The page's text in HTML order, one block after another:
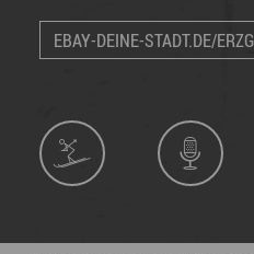
EBAY-DEINE-STADT.DE/